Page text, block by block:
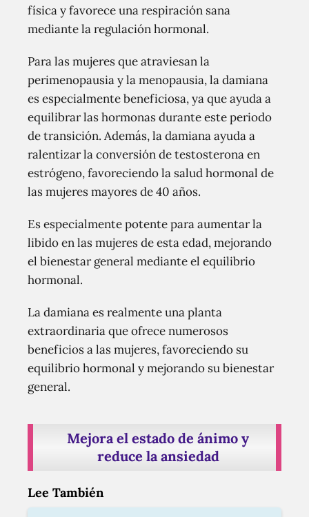
física y favorece una respiración sana
mediante la regulación hormonal.
Para las mujeres que atraviesan la
perimenopausia y la menopausia, la damiana
es especialmente beneficiosa, ya que ayuda a
equilibrar las hormonas durante este periodo
de transición. Además, la damiana ayuda a
ralentizar la conversión de testosterona en
estrógeno, favoreciendo la salud hormonal de
las mujeres mayores de 40 años.
Es especialmente potente para aumentar la
libido en las mujeres de esta edad, mejorando
el bienestar general mediante el equilibrio
hormonal.
La damiana es realmente una planta
extraordinaria que ofrece numerosos
beneficios a las mujeres, favoreciendo su
equilibrio hormonal y mejorando su bienestar
general.
Mejora el estado de ánimo y
reduce la ansiedad
Lee También